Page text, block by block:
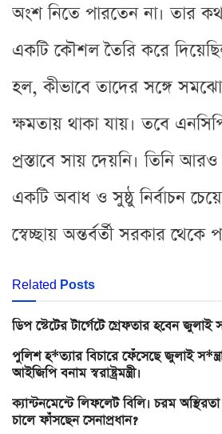
অংশ নিতে পারতেন না। তার
একটি কৌশল তৈরি করে
হল, কীভাবে তাদের সঙ্গে
ক্ষমতায় থাকা যায়। তবে
প্রস্তাবে সায় দেয়নি। তিনি
একটি অবাধ ও সুষ্ঠু নির্বাচন
স্বেচ্ছায় অন্তর্বর্তী সরকার
Related Posts
ডিপ স্টেটের টার্গেটে গ্রেফতার হবেন জুলাই
পুলিশ হ*ত্যার বিচারে ফেঁসেছে জুলাই
আইজিপি বনাম স্বরাষ্ট্রমন্ত্রী।
ক্যান্টনমেন্টে লিফলেট বিলি। চরম
চালে ফাঁসছেন সেনাপ্রধান?